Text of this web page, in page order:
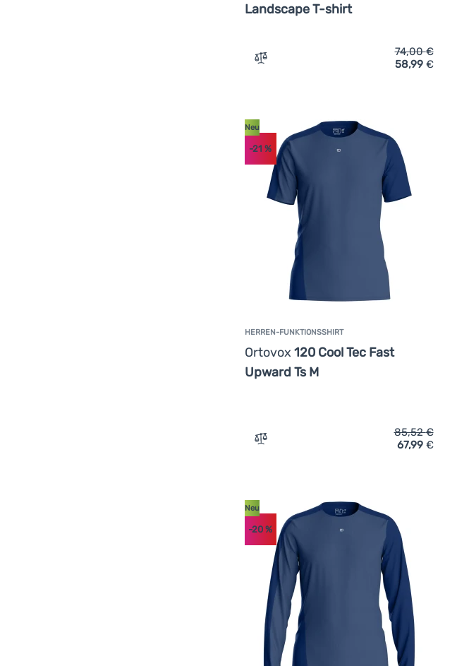
Landscape T-shirt
Zum Vergleich 'Damen-T-Shirt Ortovox
74,00€
58,99 €
HERREN-FUNKTIONSSHIRT
Ortovox 120 Cool Tec Fast
Upward Ts M
Neu
-21 %
Zum Vergleich 'Herren-Funktionsshirt
85,52€
67,99 €
Neu
-20 %